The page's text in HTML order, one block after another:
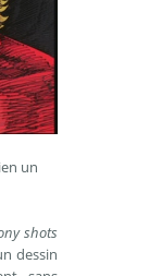
un
shots
dessin